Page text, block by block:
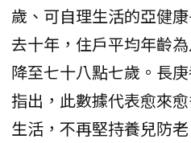
歲、可自理生活的亞健
去十年，住戶平均年齡
降至七十八點七歲。長
指出，此數據代表愈來
生活，不再堅持養兒防